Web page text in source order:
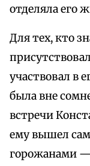
отделяла его
Для тех, кто
участвовал в
была вне
встречи
ему вышел
горожанами —